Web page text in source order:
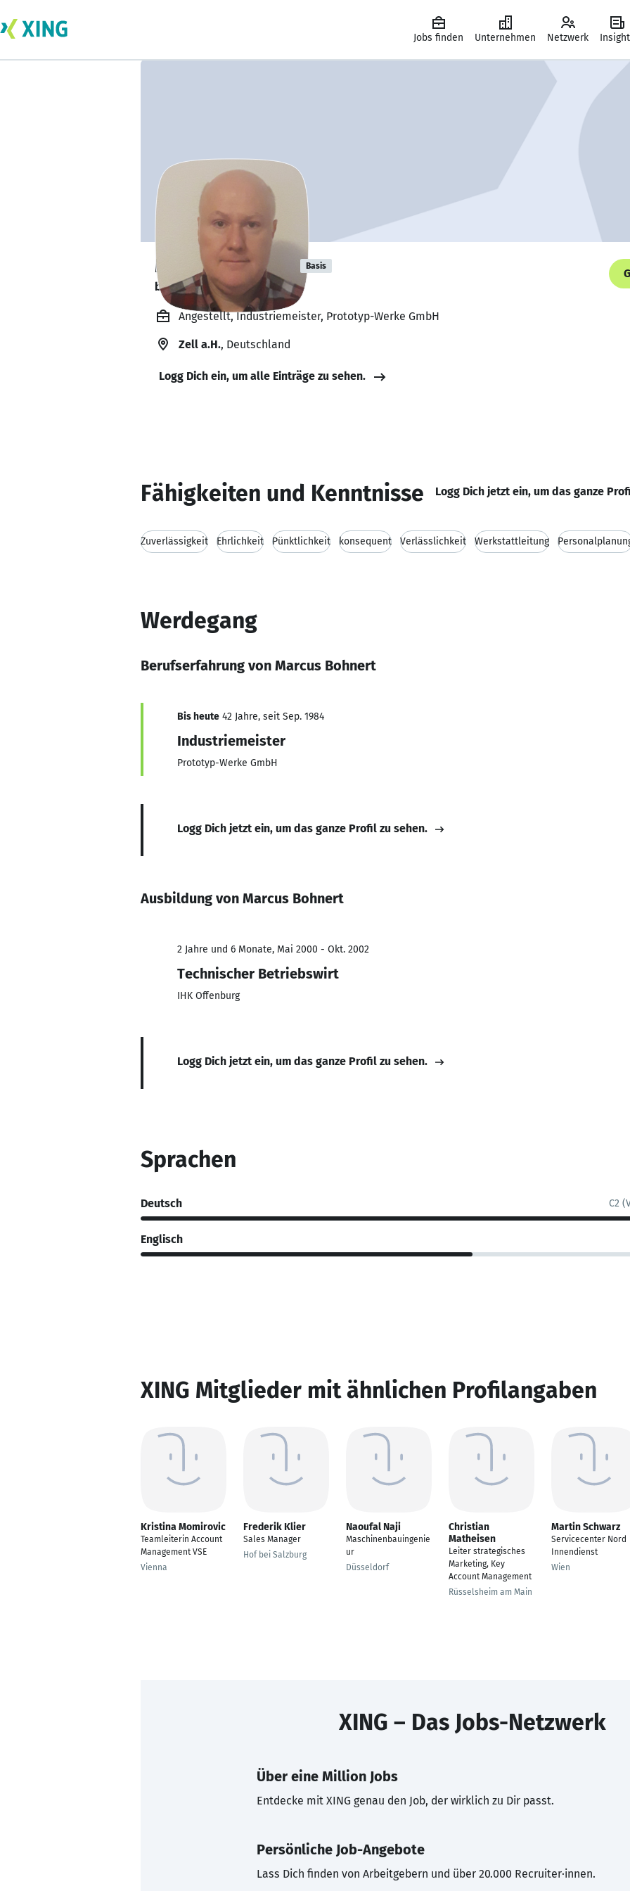
Jobs finden Unternehmen Netzwerk
Marcus Bohnert Basis
bildet sich zurzeit weiter. 🎓
Angestellt, Industriemeister, Prototyp-Werke GmbH
Zell a.H., Deutschland
Logg Dich ein, um alle Einträge zu sehen.
Fähigkeiten und Kenntnisse Logg Dich jetzt ein, um das ganze
Zuverlässigkeit Ehrlichkeit Pünktlichkeit konsequent Verlässlichkeit Werkstattleitung
Werdegang
Berufserfahrung von Marcus Bohnert
Bis heute 42 Jahre, seit Sep. 1984
Industriemeister
Prototyp-Werke GmbH
Logg Dich jetzt ein, um das ganze Profil zu sehen.
Ausbildung von Marcus Bohnert
2 Jahre und 6 Monate, Mai 2000 - Okt. 2002
Technischer Betriebswirt
IHK Offenburg
Logg Dich jetzt ein, um das ganze Profil zu sehen.
Sprachen
Deutsch C2
Englisch
XING Mitglieder mit ähnlichen Profilangaben
Kristina Momirovic
Teamleiterin Account
Management VSE
Vienna
Frederik Klier
Sales Manager
Hof bei Salzburg
Naoufal Naji
Maschinenbauingenie
ur
Düsseldorf
Christian
Matheisen
Leiter strategisches
Marketing, Key
Account Management
Rüsselsheim am Main
Martin Schwarz
Servicecenter Nord
Innendienst
Wien
XING – Das Jobs-Netzwerk
Über eine Million Jobs
Entdecke mit XING genau den Job, der wirklich zu Dir passt.
Persönliche Job-Angebote
Lass Dich finden von Arbeitgebern und über 20.000 Recruiter·innen.